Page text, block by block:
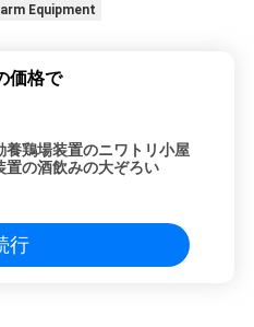
Equipment
価格で
養鶏場装置のニワトリ小屋
置の酒飲みの大ぞろい
行